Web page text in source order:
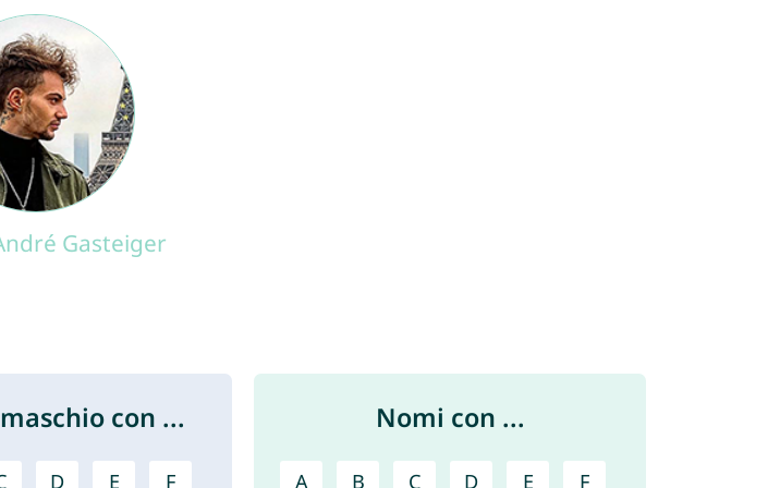
Gasteiger
con ...
D E F
Nomi con ...
A B C D E F